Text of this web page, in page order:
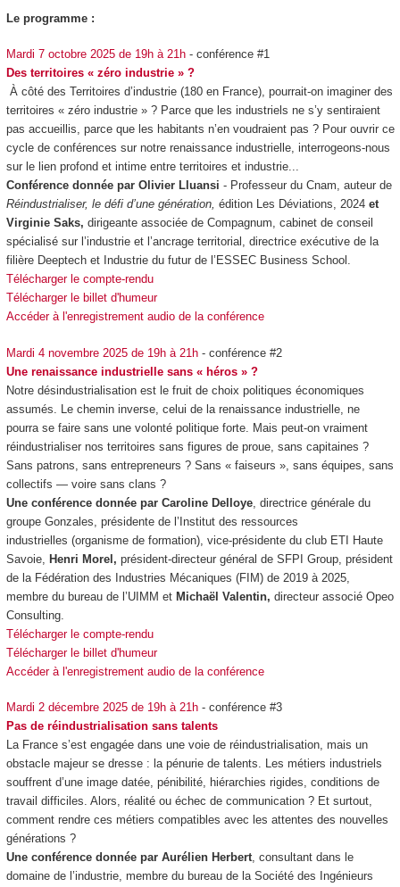
Le programme :
Mardi 7 octobre 2025 de 19h à 21h - conférence #1
Des territoires « zéro industrie » ?
À côté des Territoires d’industrie (180 en France), pourrait-on imaginer des
territoires « zéro industrie » ? Parce que les industriels ne s’y sentiraient
pas accueillis, parce que les habitants n’en voudraient pas ? Pour ouvrir ce
cycle de conférences sur notre renaissance industrielle, interrogeons-nous
sur le lien profond et intime entre territoires et industrie...
Conférence donnée par Olivier Lluansi - Professeur du Cnam, auteur de
Réindustrialiser, le défi d’une génération, édition Les Déviations, 2024 et
Virginie Saks, dirigeante associée de Compagnum, cabinet de conseil
spécialisé sur l’industrie et l’ancrage territorial, directrice exécutive de la
filière Deeptech et Industrie du futur de l’ESSEC Business School.
Télécharger le compte-rendu
Télécharger le billet d'humeur
Accéder à l'enregistrement audio de la conférence
Mardi 4 novembre 2025 de 19h à 21h- conférence #2
Une renaissance industrielle sans « héros » ?
Notre désindustrialisation est le fruit de choix politiques économiques
assumés. Le chemin inverse, celui de la renaissance industrielle, ne
pourra se faire sans une volonté politique forte. Mais peut-on vraiment
réindustrialiser nos territoires sans figures de proue, sans capitaines ?
Sans patrons, sans entrepreneurs ? Sans « faiseurs », sans équipes, sans
collectifs — voire sans clans ?
Une conférence donnée par Caroline Delloye, directrice générale du
groupe Gonzales, présidente de l’Institut des ressources
industrielles (organisme de formation), vice-présidente du club ETI Haute
Savoie,
Henri Morel, président-directeur général de SFPI Group, président
de la Fédération des Industries Mécaniques (FIM) de 2019 à 2025,
membre du bureau de l’UIMM et Michaël Valentin, directeur associé Opeo
Consulting.
Télécharger le compte-rendu
Télécharger le billet d'humeur
Accéder à l'enregistrement audio de la conférence
Mardi 2 décembre 2025 de 19h à 21h - conférence #3
Pas de réindustrialisation sans talents
La France s’est engagée dans une voie de réindustrialisation, mais un
obstacle majeur se dresse : la pénurie de talents. Les métiers industriels
souffrent d’une image datée, pénibilité, hiérarchies rigides, conditions de
travail difficiles. Alors, réalité ou échec de communication ? Et surtout,
comment rendre ces métiers compatibles avec les attentes des nouvelles
générations ?
Une conférence donnée par Aurélien Herbert, consultant dans le
domaine de l’industrie, membre du bureau de la Société des Ingénieurs